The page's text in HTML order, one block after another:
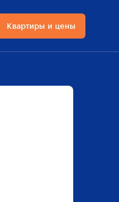
Квартиры и цены